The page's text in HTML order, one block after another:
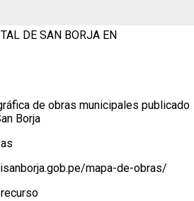
DE SAN BORJA EN
de obras municipales publicado
Borja
mapa-de-obras/
recurso